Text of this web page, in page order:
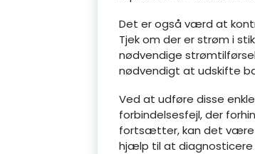
Det er også værd at
Tjek om der er strøm i
nødvendige
nødvendigt at udskifte
Ved at udføre disse
forbindelsesfejl, der
fortsætter, kan det være
hjælp til at diagnosticere